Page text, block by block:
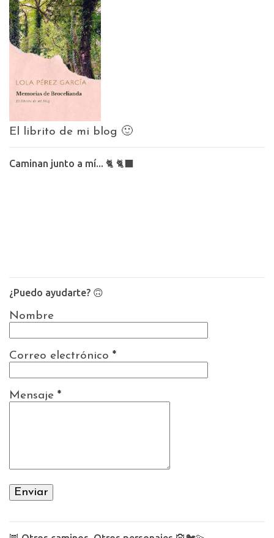
El librito de mi blog 🙂
Caminan junto a mí... 🐈 🐈‍⬛
¿Puedo ayudarte? 🙃
Nombre
Correo electrónico *
Mensaje *